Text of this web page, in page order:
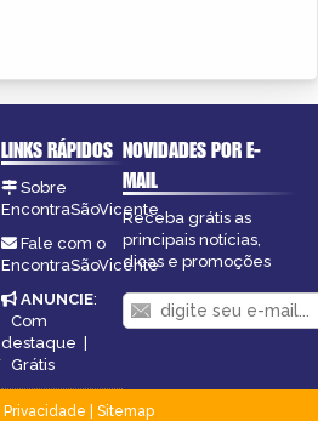
LINKS RÁPIDOS
Sobre
EncontraSãoVicente
Fale com o
EncontraSãoVicente
ANUNCIE:
Com
destaque |
Grátis
NOVIDADES POR E-
MAIL
Receba grátis as
principais notícias,
dicas e promoções
Privacidade
Sitemap